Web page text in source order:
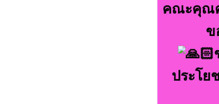
คณะคุณค
ข
ประโย